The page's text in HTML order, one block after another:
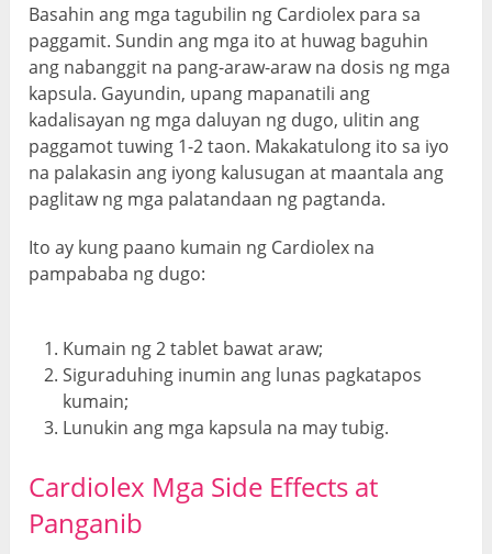
Basahin ang mga tagubilin ng Cardiolex para sa
paggamit. Sundin ang mga ito at huwag baguhin
ang nabanggit na pang-araw-araw na dosis ng mga
kapsula. Gayundin, upang mapanatili ang
kadalisayan ng mga daluyan ng dugo, ulitin ang
paggamot tuwing 1-2 taon. Makakatulong ito sa iyo
na palakasin ang iyong kalusugan at maantala ang
paglitaw ng mga palatandaan ng pagtanda.
Ito ay kung paano kumain ng Cardiolex na
pampababa ng dugo:
Kumain ng 2 tablet bawat araw;
Siguraduhing inumin ang lunas pagkatapos
kumain;
Lunukin ang mga kapsula na may tubig.
Cardiolex Mga Side Effects at
Panganib